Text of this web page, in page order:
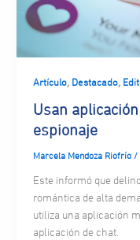
Artículo, Destacado,
Usan
espionaje
Marcela Mendoza Riofrío /
Este informó que
romántica de alta
utiliza una aplicación
aplicación de chat.